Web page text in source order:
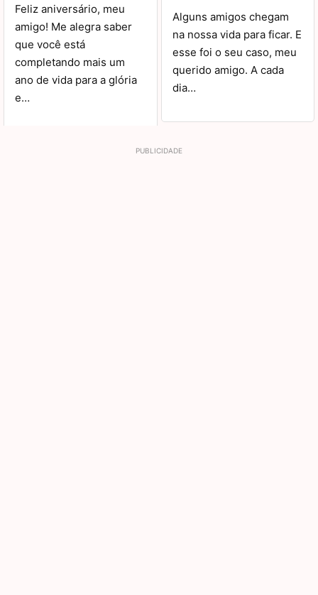
Feliz aniversário, meu
amigo! Me alegra saber
que você está
completando mais um
ano de vida para a glória
e…
Alguns amigos chegam
na nossa vida para ficar. E
esse foi o seu caso, meu
querido amigo. A cada
dia…